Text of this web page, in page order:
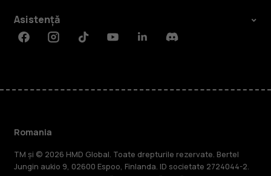
Asistență
FacebookInstagramTiktokYoutubeLinkedinDiscord
Romania
TM și © 2026 HMD Global. Toate drepturile rezervate. Bertel
Jungin aukio 9, 02600 Espoo, Finlanda. ID societate 2724044-2.